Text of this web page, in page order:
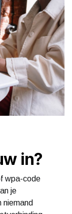
in?
wpa-code
je